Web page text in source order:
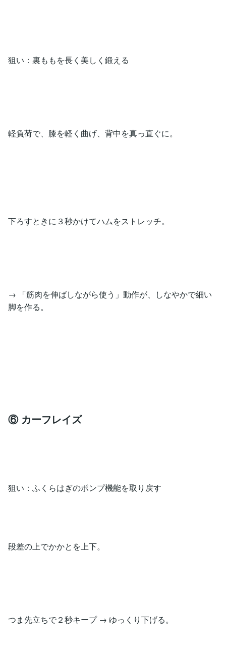
狙い：裏ももを長く美しく鍛える
軽負荷で、膝を軽く曲げ、背中を真っ直ぐに。
下ろすときに３秒かけてハムをストレッチ。
→ 「筋肉を伸ばしながら使う」動作が、しなやかで細い
脚を作る。
⑥ カーフレイズ
狙い：ふくらはぎのポンプ機能を取り戻す
段差の上でかかとを上下。
つま先立ちで２秒キープ → ゆっくり下げる。